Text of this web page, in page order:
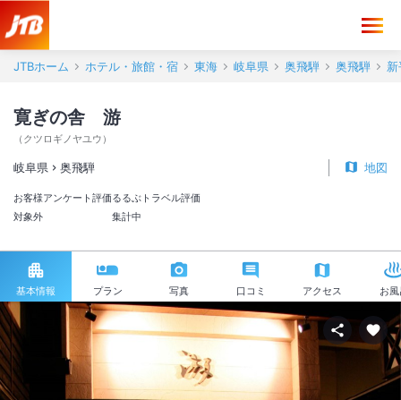
JTBホーム ホテル・旅館・宿 東海 岐阜県 奥飛騨 奥飛騨
寛ぎの舎 游
（ クツロギノヤユウ ）
岐阜県 奥飛騨 地図
お客様アンケート評価
対象外
るるぶトラベル評価
集計中
基本情報 プラン 写真 口コミ アクセス お